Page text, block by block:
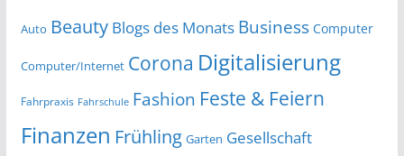
Auto Beauty Blogs des Monats Business Computer
Computer/Internet Corona Digitalisierung
Fahrpraxis Fahrschule Fashion Feste & Feiern
Finanzen Frühling Garten Gesellschaft